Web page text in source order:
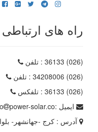
راه های ارتباطی
(026) 36133
: تلفن
(026) 34208006
: تلفن
(026) 36133
: تلفکس
ایمیل :power-solar.co
آدرس : کرج -جهانشهر-